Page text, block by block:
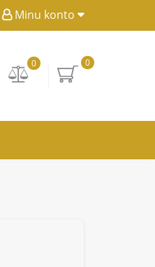
Minu konto
0
0